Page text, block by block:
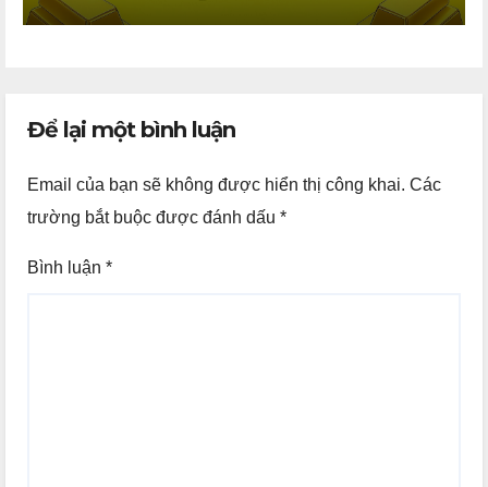
Để lại một bình luận
Email của bạn sẽ không được hiển thị công khai. Các
trường bắt buộc được đánh dấu *
Bình luận *